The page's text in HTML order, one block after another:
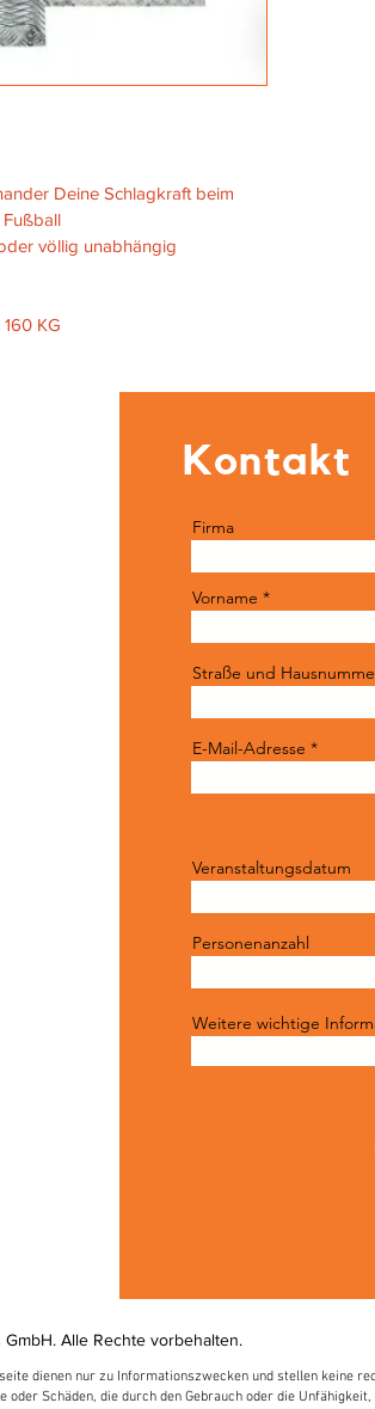
Deine Schlagkraft beim
völlig unabhängig
KG
Kontakt
Firma
Vorname
Straße und
E-Mail-Adresse
Veranstaltungsdatum
Personenanzahl
Weitere wichtige
Alle Rechte vorbehalten.
dienen nur zu Informationszwecken und stellen keine
Schäden, die durch den Gebrauch oder die